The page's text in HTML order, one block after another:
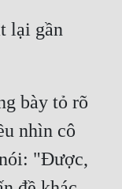
lại gần
bày tỏ rõ
nhìn cô
"Được,